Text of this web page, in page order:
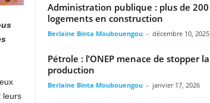
leurs
Administration publique : plus de 200
logements en construction
Berlaine Binta Moubouengou - décembre 10, 2025
Pétrole : l’ONEP menace de stopper la
production
Berlaine Binta Moubouengou - janvier 17, 2026